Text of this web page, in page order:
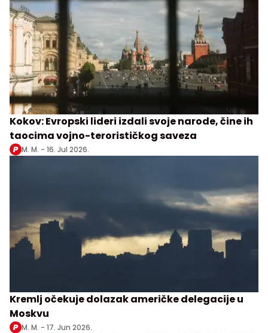
Kokov: Evropski lideri izdali svoje narode, čine ih
taocima vojno-terorističkog saveza
M. M. - 16. Jul 2026.
Kremlj očekuje dolazak američke delegacije u
Moskvu
M. M. - 17. Jun 2026.